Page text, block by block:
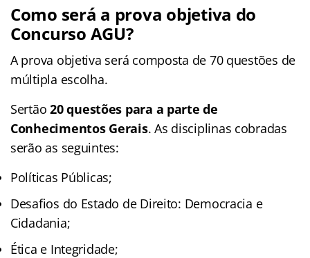
Como será a prova objetiva do
Concurso AGU?
A prova objetiva será composta de 70 questões de
múltipla escolha.
Sertão20 questões para a parte de
Conhecimentos Gerais. As disciplinas cobradas
serão as seguintes:
Políticas Públicas;
Desafios do Estado de Direito: Democracia e
Cidadania;
Ética e Integridade;